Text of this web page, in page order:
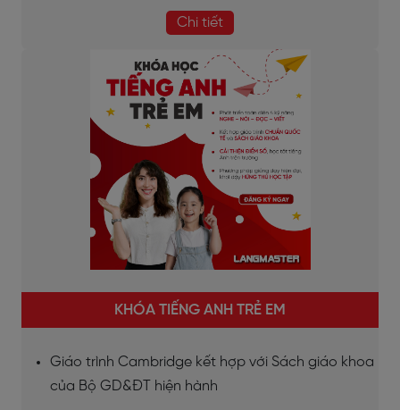
Chi tiết
KHÓA TIẾNG ANH TRẺ EM
Giáo trình Cambridge kết hợp với Sách giáo khoa
của Bộ GD&ĐT hiện hành